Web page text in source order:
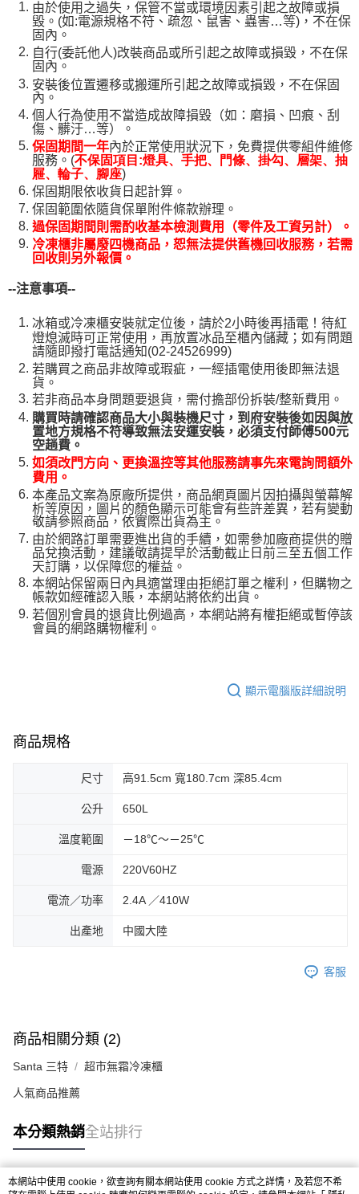
由於使用之過失，保管不當或環境因素引起之故障或損
毀。(如:電源規格不符、疏忽、鼠害、蟲害…等)，不在保
固內。
自行(委託他人)改裝商品或所引起之故障或損毀，不在保
固內。
安裝後位置遷移或搬運所引起之故障或損毀，不在保固
內。
個人行為使用不當造成故障損毀（如：磨損、凹痕、刮
傷、髒汙…等）。
保固期間一年內於正常使用狀況下，免費提供零組件維修
服務。(不保固項目:燈具、手把、門條、掛勾、層架、抽
屜、輪子、腳座)
保固期限依收貨日起計算。
保固範圍依隨貨保單附件條款辦理。
過保固期間則需酌收基本檢測費用（零件及工資另計）。
冷凍櫃非屬廢四機商品，恕無法提供舊機回收服務，若需
回收則另外報價。
--注意事項--
冰箱或冷凍櫃安裝就定位後，請於2小時後再插電！待紅
燈熄滅時可正常使用，再放置冰品至櫃內儲藏；如有問題
請隨即撥打電話通知(02-24526999)
若購買之商品非故障或瑕疵，一經插電使用後即無法退
貨。
若非商品本身問題要退貨，需付擔部份拆裝/整新費用。
購買時請確認商品大小與裝機尺寸，到府安裝後如因與放
置地方規格不符導致無法安運安裝，必須支付師傅500元
空趟費。
如須改門方向、更換溫控等其他服務請事先來電詢問額外
費用。
本產品文案為原廠所提供，商品網頁圖片因拍攝與螢幕解
析等原因，圖片的顏色顯示可能會有些許差異，若有變動
敬請參照商品，依實際出貨為主。
由於網路訂單需要進出貨的手續，如需參加廠商提供的贈
品兌換活動，建議敬請提早於活動截止日前三至五個工作
天訂購，以保障您的權益。
本網站保留兩日內具適當理由拒絕訂單之權利，但購物之
帳款如經確認入賬，本網站將依約出貨。
若個別會員的退貨比例過高，本網站將有權拒絕或暫停該
會員的網路購物權利。
顯示電腦版詳細說明
商品規格
尺寸 高91.5cm 寬180.7cm 深85.4cm
公升 650L
溫度範圍 －18℃～－25℃
電源 220V60HZ
電流／功率 2.4A ／410W
出產地 中國大陸
客服
商品相關分類 (2)
Santa 三特 超市無霜冷凍櫃
人氣商品推薦
本分類熱銷全站排行
本網站中使用 cookie，欲查詢有關本網站使用 cookie 方式之詳情，及若您不希